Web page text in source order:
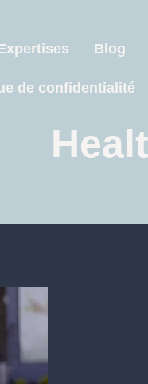
Blog
de confidentialité